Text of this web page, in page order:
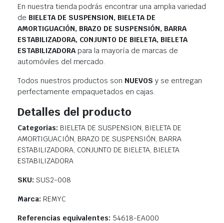
En nuestra tienda podrás encontrar una amplia variedad
de BIELETA DE SUSPENSION, BIELETA DE
AMORTIGUACIÓN, BRAZO DE SUSPENSIÓN, BARRA
ESTABILIZADORA, CONJUNTO DE BIELETA, BIELETA
ESTABILIZADORApara la mayoría de marcas de
automóviles del mercado.
Todos nuestros productos son NUEVOS y se entregan
perfectamente empaquetados en cajas.
Detalles del producto
Categorias: BIELETA DE SUSPENSION, BIELETA DE
AMORTIGUACIÓN, BRAZO DE SUSPENSIÓN, BARRA
ESTABILIZADORA, CONJUNTO DE BIELETA, BIELETA
ESTABILIZADORA
SKU: SUS2-008
Marca: REMYC
Referencias equivalentes: 54618-EA000